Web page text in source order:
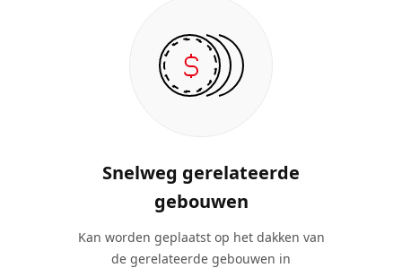
Snelweg gerelateerde
gebouwen
Kan worden geplaatst op het dakken van
de gerelateerde gebouwen in